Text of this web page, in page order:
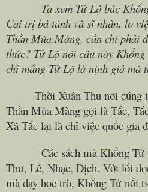
Ta xem Tử Lộ bác Khổng
Cai trị bá tánh và sĩ nhân, lo
Thần Mùa Màng, cần chi phải
thức? Tử Lộ nói câu này
chỉ mắng Tử Lộ là nịnh giả mà
Thời Xuân Thu nơi cúng
Thần Mùa Màng gọi là Tắc,
Xã Tắc lại là chỉ việc quốc gia
Các sách mà Khổng Tử
Thư, Lễ, Nhạc, Dịch. Với lối
mà dạy học trò, Khổng Tử nổi